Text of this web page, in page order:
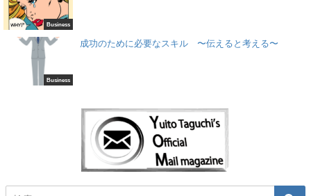
Business
Business
成功のために必要なスキル 〜伝えると考える〜